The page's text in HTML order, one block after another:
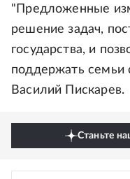
"Предложенные
решение задач,
государства, и
поддержать семьи
Василий Пискарев.
Станьте